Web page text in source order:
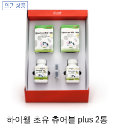
하이웰 초유 츄어블 plus 2통